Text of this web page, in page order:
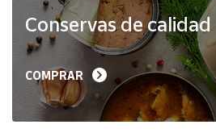
Productos
Solidarios
Ayuda
Conservas de calidad
COMPRAR